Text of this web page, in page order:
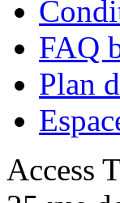
FAQ
Plan
Access